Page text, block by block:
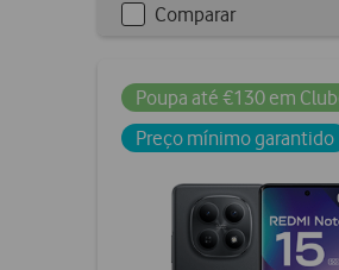
Checkbox
Comparar
Poupa até €130 em
Preço mínimo garantido